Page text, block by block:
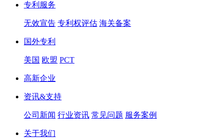
专利服务
无效宣告 专利权评估 海关备案
国外专利
美国 欧盟 PCT
高新企业
资讯&支持
公司新闻 行业资讯 常见问题 服务案例
关于我们